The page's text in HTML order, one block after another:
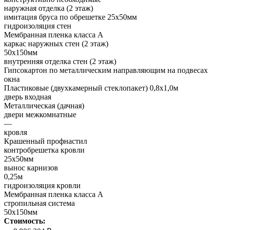
наружная отделка (2 этаж)
имитация бруса по обрешетке 25х50мм
гидроизоляция стен
Мембранная пленка класса А
каркас наружных стен (2 этаж)
50х150мм
внутренняя отделка стен (2 этаж)
Гипсокартон по металлическим направляющим на подвесах
окна
Пластиковые (двухкамерный стеклопакет) 0,8х1,0м
дверь входная
Металлическая (дачная)
двери межкомнатные
—
кровля
Крашенный профнастил
контробрешетка кровли
25х50мм
вынос карнизов
0,25м
гидроизоляция кровли
Мембранная пленка класса А
стропильная система
50х150мм
Стоимость: